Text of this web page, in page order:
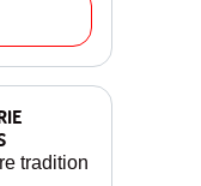
tradition